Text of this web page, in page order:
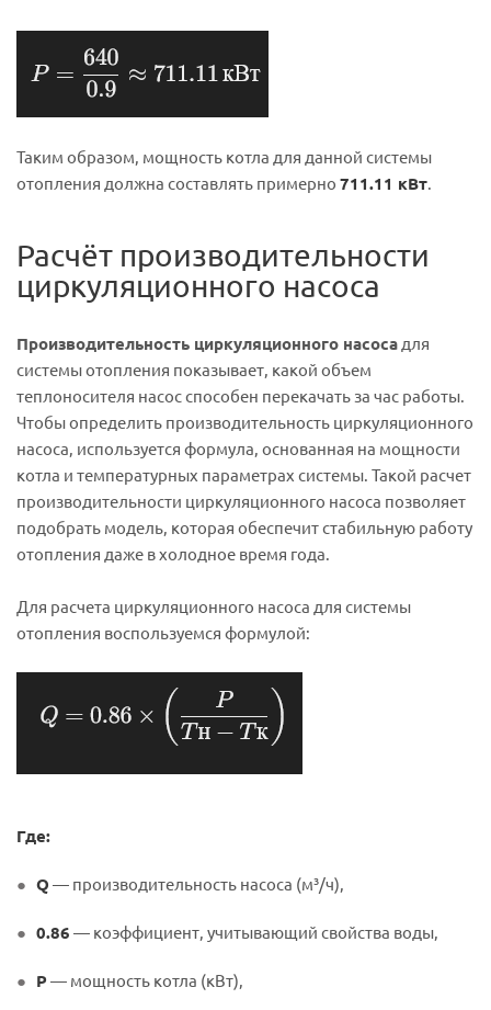
Таким образом, мощность котла для данной системы
отопления должна составлять примерно 711.11 кВт.
Расчёт производительности
циркуляционного насоса
Производительность циркуляционного насоса для
системы отопления показывает, какой объем
теплоносителя насос способен перекачать за час работы.
Чтобы определить производительность циркуляционного
насоса, используется формула, основанная на мощности
котла и температурных параметрах системы. Такой расчет
производительности циркуляционного насоса позволяет
подобрать модель, которая обеспечит стабильную работу
отопления даже в холодное время года.
Для расчета циркуляционного насоса для системы
отопления воспользуемся формулой:
Где:
Q — производительность насоса (м³/ч),
0.86 — коэффициент, учитывающий свойства воды,
P — мощность котла (кВт),